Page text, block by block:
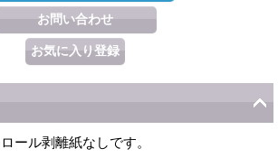
ール剥離紙なしです。